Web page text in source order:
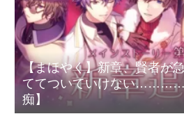
【まほやく】新章、賢者が
ててついていけない…………
痴】